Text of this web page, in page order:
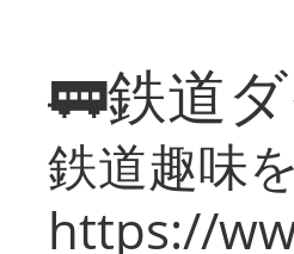
🚃鉄道
鉄道趣味
https://